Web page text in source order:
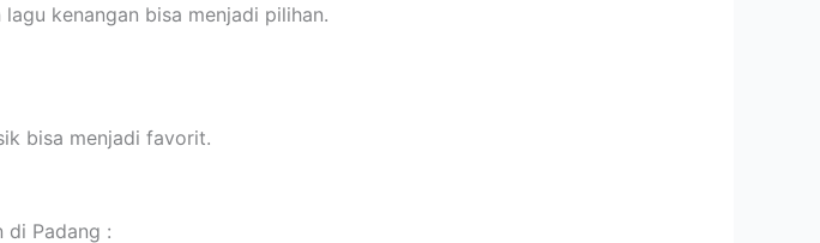
kenangan bisa menjadi pilihan.
bisa menjadi favorit.
di Padang :